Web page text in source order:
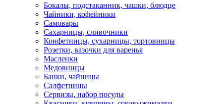
Бокалы, подстаканник, чашки, блюдце
Чайники, кофейники
Самовары
Сахарницы, сливочники
Конфетницы, сухарницы, тортовницы
Розетки, вазочки для варенья
Масленки
Медовницы
Банки, чайницы
Салфетницы
Сервизы, набор посуды